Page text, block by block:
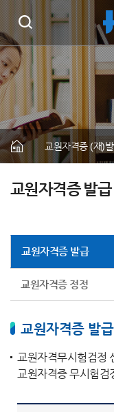
교원자격증 (재)
교원자격증 발급
교원자격증 발급
교원자격증 정정
교원자격증 발
교원자격무시험검정
교원자격증 무시험검